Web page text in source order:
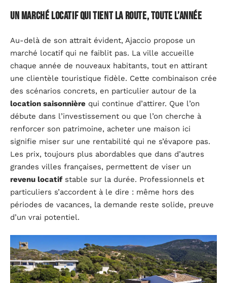
Un marché locatif qui tient la route, toute l’année
Au-delà de son attrait évident, Ajaccio propose un
marché locatif qui ne faiblit pas. La ville accueille
chaque année de nouveaux habitants, tout en attirant
une clientèle touristique fidèle. Cette combinaison crée
des scénarios concrets, en particulier autour de la
location saisonnière qui continue d’attirer. Que l’on
débute dans l’investissement ou que l’on cherche à
renforcer son patrimoine, acheter une maison ici
signifie miser sur une rentabilité qui ne s’évapore pas.
Les prix, toujours plus abordables que dans d’autres
grandes villes françaises, permettent de viser un
revenu locatifstable sur la durée. Professionnels et
particuliers s’accordent à le dire : même hors des
périodes de vacances, la demande reste solide, preuve
d’un vrai potentiel.